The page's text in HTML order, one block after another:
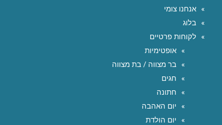
אנחנו צומי
בלוג
לקוחות פרטיים
אופטימיות
בר מצווה / בת מצווה
חגים
חתונה
יום האהבה
יום הולדת